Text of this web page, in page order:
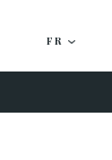
FR